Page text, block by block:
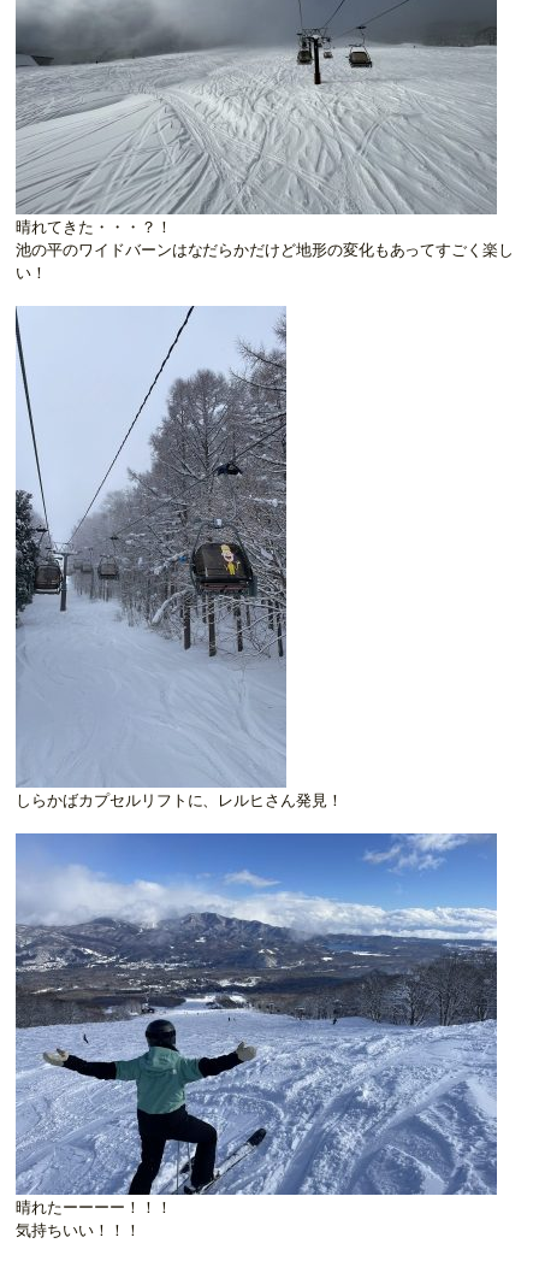
晴れてきた・・・？！
池の平のワイドバーンはなだらかだけど地形の変化もあってすごく楽し
い！
しらかばカプセルリフトに、レルヒさん発見！
晴れたーーーー！！！
気持ちいい！！！